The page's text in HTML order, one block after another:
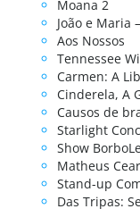
Moana 2
João e Maria
Aos Nossos
Tennessee
Carmen: A
Cinderela, A
Causos de
Starlight
Show
Matheus
Stand-up
Das Tripas: